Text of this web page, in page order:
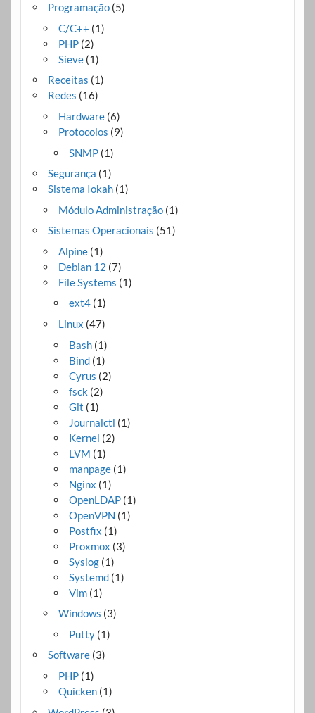
Programação(5)
C/C++ (1)
PHP(2)
Sieve(1)
Receitas (1)
Redes (16)
Hardware(6)
Protocolos (9)
SNMP (1)
Segurança (1)
Sistema Iokah(1)
Módulo Administração(1)
Sistemas Operacionais (51)
Alpine(1)
Debian 12 (7)
File Systems (1)
ext4 (1)
Linux (47)
Bash (1)
Bind (1)
Cyrus (2)
fsck (2)
Git (1)
Journalctl (1)
Kernel (2)
LVM (1)
manpage (1)
Nginx (1)
OpenLDAP (1)
OpenVPN (1)
Postfix (1)
Proxmox (3)
Syslog (1)
Systemd (1)
Vim (1)
Windows (3)
Putty (1)
Software(3)
PHP(1)
Quicken(1)